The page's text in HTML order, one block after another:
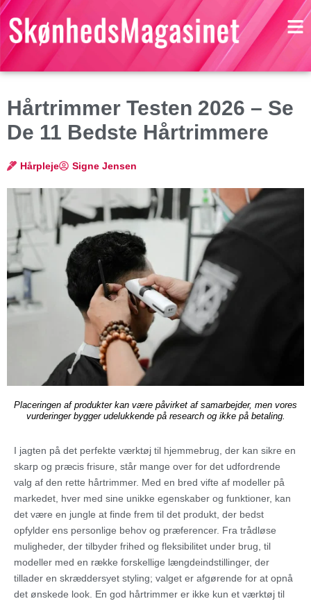
Hårtrimmer Testen 2026 – Se
De 11 Bedste Hårtrimmere
Hårpleje Signe Jensen
Placeringen af produkter kan være påvirket af samarbejder, men vores
vurderinger bygger udelukkende på research og ikke på betaling.
I jagten på det perfekte værktøj til hjemmebrug, der kan sikre en
skarp og præcis frisure, står mange over for det udfordrende
valg af den rette hårtrimmer. Med en bred vifte af modeller på
markedet, hver med sine unikke egenskaber og funktioner, kan
det være en jungle at finde frem til det produkt, der bedst
opfylder ens personlige behov og præferencer. Fra trådløse
muligheder, der tilbyder frihed og fleksibilitet under brug, til
modeller med en række forskellige længdeindstillinger, der
tillader en skræddersyet styling; valget er afgørende for at opnå
det ønskede look. En god hårtrimmer er ikke kun et værktøj til